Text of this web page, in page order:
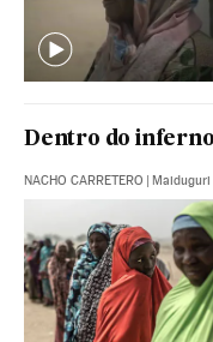
Dentro do
NACHO CARRETERO | Maiduguri